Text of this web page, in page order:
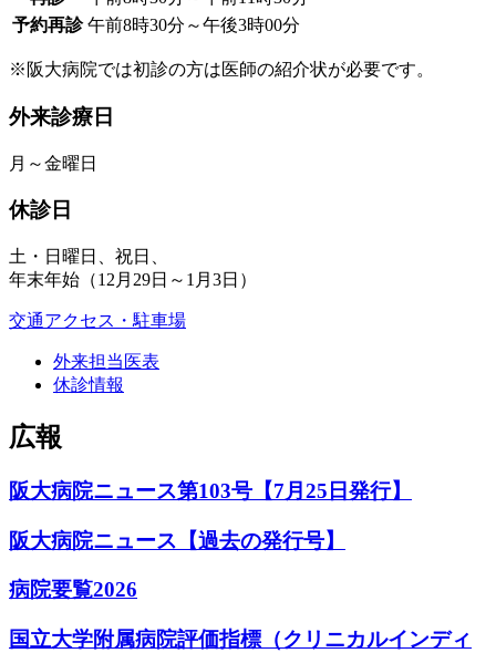
予約再診 午前8時30分～午後3時00分
※阪大病院では初診の方は医師の紹介状が必要です。
外来診療日
月～金曜日
休診日
土・日曜日、祝日、
年末年始（12月29日～1月3日）
交通アクセス・駐車場
外来担当医表
休診情報
広報
阪大病院ニュース第103号【7月25日発行】
阪大病院ニュース【過去の発行号】
病院要覧2026
国立大学附属病院評価指標（クリニカルインディ